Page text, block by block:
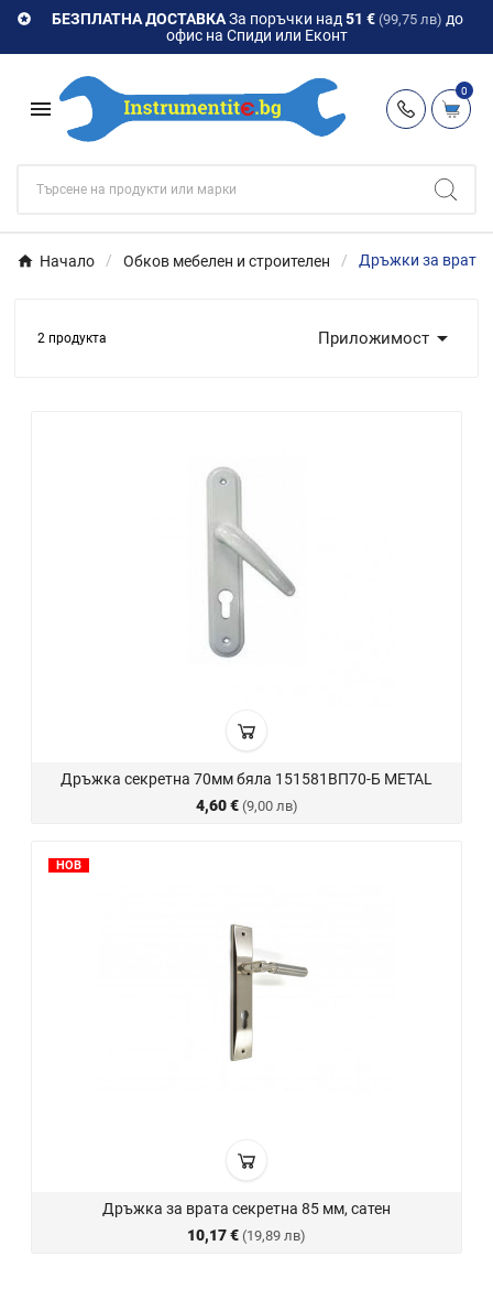
 БЕЗПЛАТНА ДОСТАВКАЗа поръчки над 51 € (99,75 лв) до
офис на Спиди или Еконт

0
Начало Обков мебелен и строителен Дръжки за врати
2 продукта Приложимост 
Дръжка секретна 70мм бяла 151581ВП70-Б METAL
4,60 € (9,00 лв)
НОВ
Дръжка за врата секретна 85 мм, сатен
10,17 € (19,89 лв)